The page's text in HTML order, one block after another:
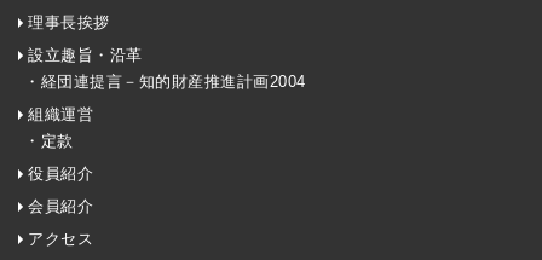
理事長挨拶
設立趣旨・沿革
・経団連提言－知的財産推進計画2004
組織運営
・定款
役員紹介
会員紹介
アクセス